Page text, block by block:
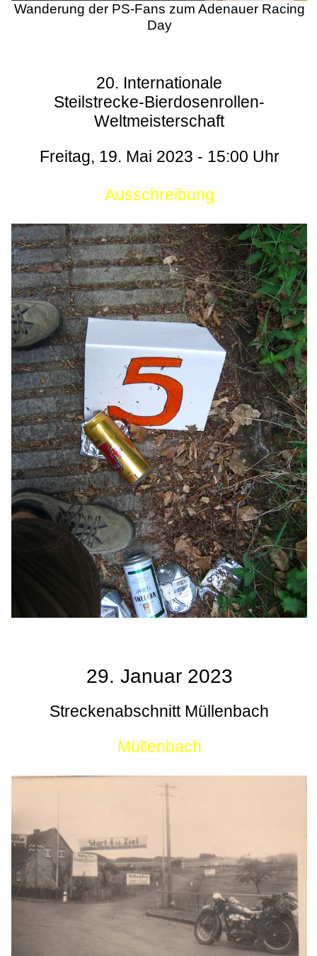
Wanderung der PS-Fans zum Adenauer Racing
Day
20. Internationale
Steilstrecke-Bierdosenrollen-
Weltmeisterschaft
Freitag, 19. Mai 2023 - 15:00 Uhr
Ausschreibung
29. Januar 2023
Streckenabschnitt Müllenbach
Müllenbach